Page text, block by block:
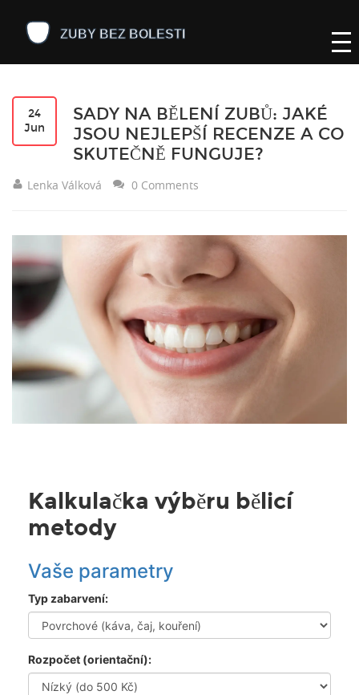
24
Jun
SADY NA BĚLENÍ ZUBŮ: JAKÉ
JSOU NEJLEPŠÍ RECENZE A CO
SKUTEČNĚ FUNGUJE?
Lenka Válková 0 Comments
Kalkulačka výběru bělicí
metody
Vaše parametry
Typ zabarvení:
Rozpočet (orientační):